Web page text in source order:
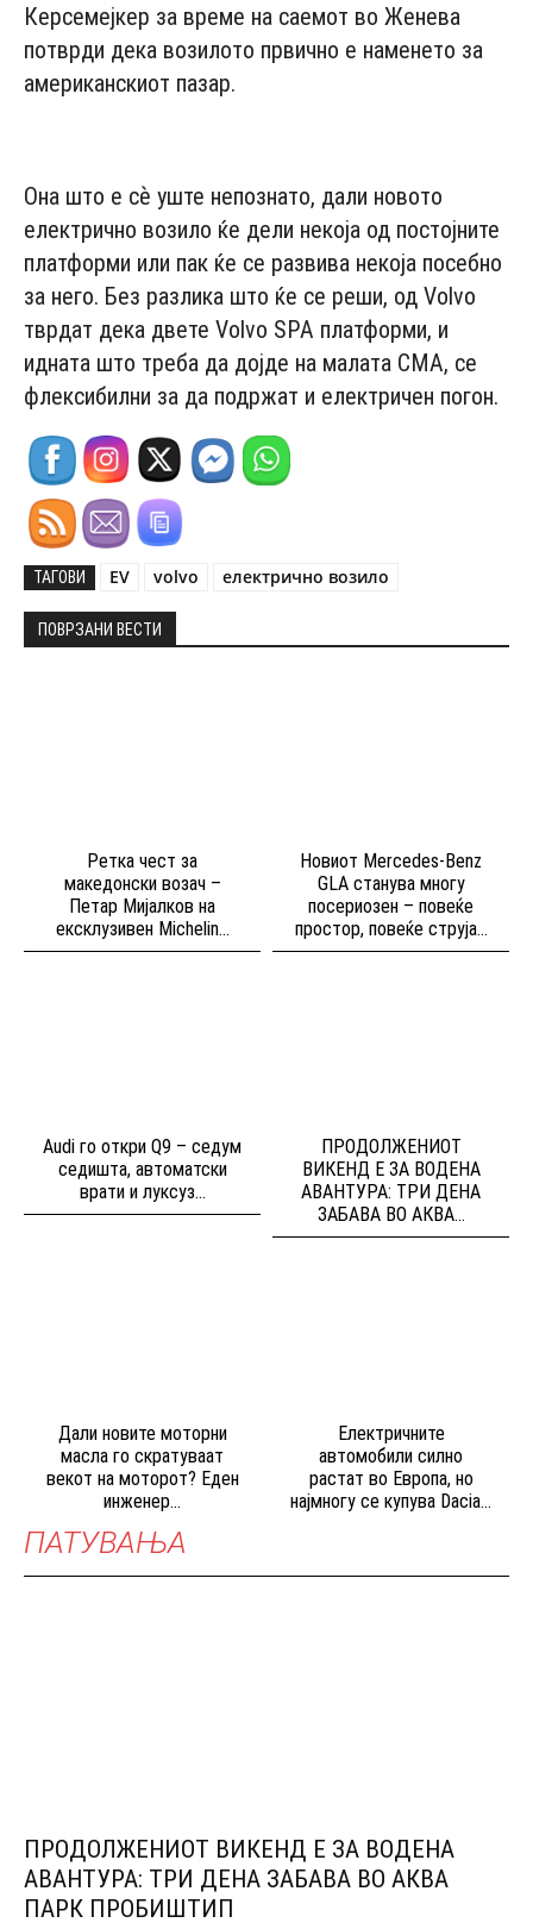
Керсемејкер за време на саемот во Женева
потврди дека возилото првично е наменето за
американскиот пазар.
Она што е сѐ уште непознато, дали новото
електрично возило ќе дели некоја од постојните
платформи или пак ќе се развива некоја посебно
за него. Без разлика што ќе се реши, од Volvo
тврдат дека двете Volvo SPA платформи, и
идната што треба да дојде на малата CMA, се
флексибилни за да подржат и електричен погон.
ТАГОВИ EV volvo електрично возило
ПОВРЗАНИ ВЕСТИ
Ретка чест за
македонски возач –
Петар Мијалков на
ексклузивен Michelin...
Новиот Mercedes-Benz
GLA станува многу
посериозен – повеќе
простор, повеќе струја...
Audi го откри Q9 – седум
седишта, автоматски
врати и луксуз...
ПРОДОЛЖЕНИОТ
ВИКЕНД Е ЗА ВОДЕНА
АВАНТУРА: ТРИ ДЕНА
ЗАБАВА ВО АКВА...
Дали новите моторни
масла го скратуваат
векот на моторот? Еден
инженер...
Електричните
автомобили силно
растат во Европа, но
најмногу се купува Dacia...
ПАТУВАЊА
ПРОДОЛЖЕНИОТ ВИКЕНД Е ЗА ВОДЕНА
АВАНТУРА: ТРИ ДЕНА ЗАБАВА ВО АКВА
ПАРК ПРОБИШТИП